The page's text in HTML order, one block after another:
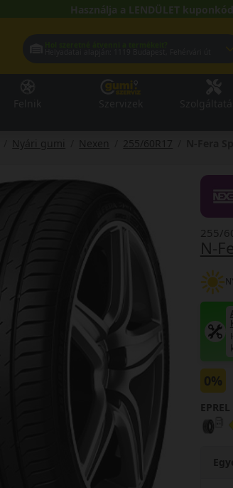
Használja a LENDÜLET
Nyári gumi Nexen 255/60R17
N-
255/
0%